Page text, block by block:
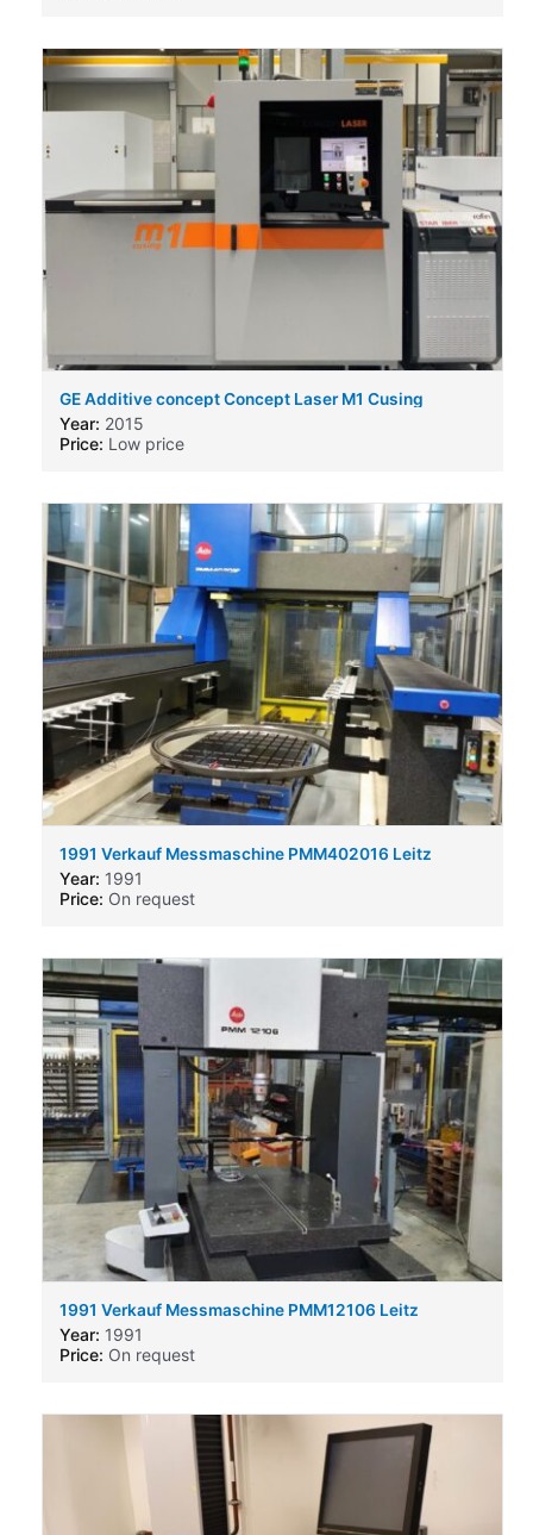
GE Additive concept Concept Laser M1 Cusing
Year: 2015
Price: Low price
1991 Verkauf Messmaschine PMM402016 Leitz
Verkauf Messmaschine PMM402016 Leitz
Year: 1991
Price: On request
1991 Verkauf Messmaschine PMM12106 Leitz
(Hexagon)
Year: 1991
Price: On request